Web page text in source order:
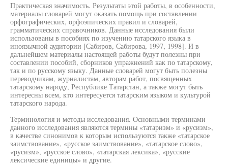
Практическая значимость. Результаты этой работы, в особенности,
материалы словарей могут оказать помощь при составлении
орфографических, орфоэпических правил и словарей,
грамматических справочников. Данные исследования были
использованы в пособиях по изучению татарского языка в
иноязычной аудитории [Сабиров, Сабирова, 1997, 1998]. И в
дальнейшем материалы настоящей работы будут полезны при
составлении пособий, сборников упражнений как по татарскому,
так и по русскому языку. Данные словарей могут быть полезны
переводчикам, журналистам, авторам работ, посвященных
татарскому народу, Республике Татарстан, а также могут быть
интересны всем, кто интересуется татарским языком и культурой
татарского народа.
Терминология и методы исследования. Основными терминами
данного исследования являются термины «татаризм» и «русизм»,
в качестве синонимов к которым используются также «татарское
заимствование», «русское заимствование», «татарское слово»,
«русизм», «русское слово», «татарская лексика», «русские
лексические единицы» и другие.